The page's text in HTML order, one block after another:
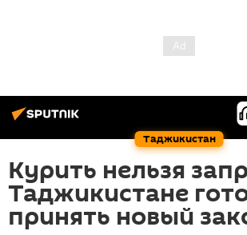
Таджикистан
Курить нельзя
Таджикистане
принять новый